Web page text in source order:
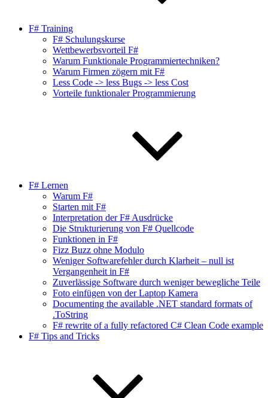
F# Training
F# Schulungskurse
Wettbewerbsvorteil F#
Warum Funktionale Programmiertechniken?
Warum Firmen zögern mit F#
Less Code -> less Bugs -> less Cost
Vorteile funktionaler Programmierung
F# Lernen
Warum F#
Starten mit F#
Interpretation der F# Ausdrücke
Die Strukturierung von F# Quellcode
Funktionen in F#
Fizz Buzz ohne Modulo
Weniger Softwarefehler durch Klarheit – null ist
Vergangenheit in F#
Zuverlässige Software durch weniger bewegliche Teile
Foto einfügen von der Laptop Kamera
Documenting the available .NET standard formats of
.ToString
F# rewrite of a fully refactored C# Clean Code example
F# Tips and Tricks